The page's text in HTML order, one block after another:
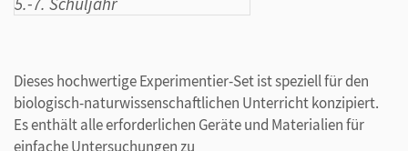
Dieses hochwertige Experimentier-Set ist speziell für den
biologisch-naturwissenschaftlichen Unterricht konzipiert.
Es enthält alle erforderlichen Geräte und Materialien für
einfache Untersuchungen zu